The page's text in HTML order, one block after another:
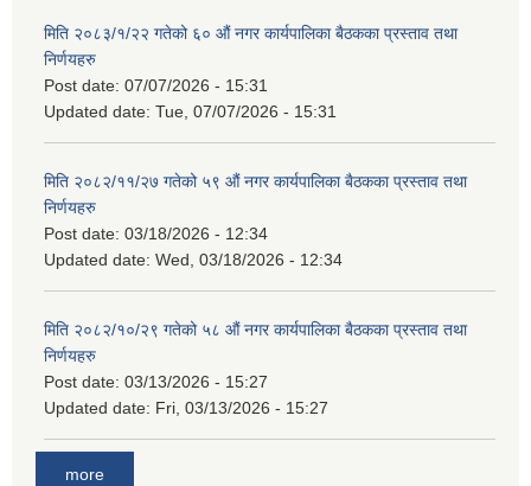
मिति २०८३/१/२२ गतेको ६० औं नगर कार्यपालिका बैठकका प्रस्ताव तथा
निर्णयहरु
Post date: 07/07/2026 - 15:31
Updated date: Tue, 07/07/2026 - 15:31
मिति २०८२/११/२७ गतेको ५९ औं नगर कार्यपालिका बैठकका प्रस्ताव तथा
निर्णयहरु
Post date: 03/18/2026 - 12:34
Updated date: Wed, 03/18/2026 - 12:34
मिति २०८२/१०/२९ गतेको ५८ औं नगर कार्यपालिका बैठकका प्रस्ताव तथा
निर्णयहरु
Post date: 03/13/2026 - 15:27
Updated date: Fri, 03/13/2026 - 15:27
more